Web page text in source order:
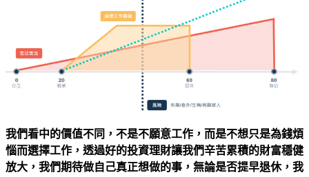
我們看中的價值不同，不是不願意工作，而是不想只是為錢煩
惱而選擇工作，透過好的投資理財讓我們辛苦累積的財富穩健
放大，我們期待做自己真正想做的事，無論是否提早退休，我